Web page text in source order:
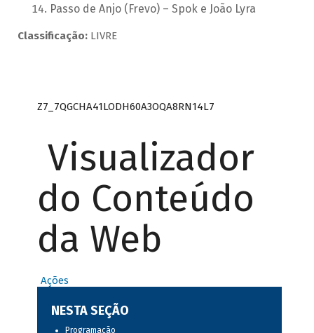
Passo de Anjo (Frevo) – Spok e João Lyra
Classificação:LIVRE
Z7_7QGCHA41LODH60A3OQA8RN14L7
Visualizador
do Conteúdo
da Web
Ações
NESTA SEÇÃO
Programação